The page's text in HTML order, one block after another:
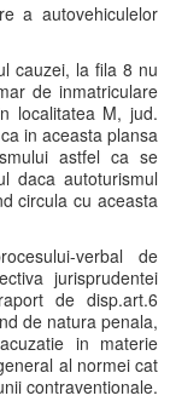
a autovehiculelor
cauzei, la fila 8 nu
de inmatriculare
localitatea M, jud.
in aceasta plansa
astfel ca se
daca autoturismul
circula cu aceasta
verbal de
jurisprudentei
de disp.art.6
de natura penala,
in materie
al normei cat
contraventionale.